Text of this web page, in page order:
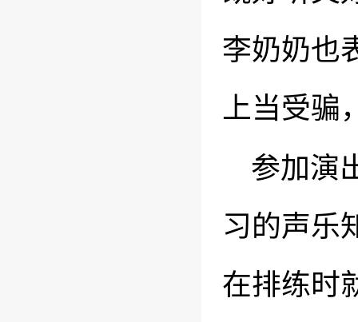
李奶奶也
上当受骗
参加演
习的声乐
在排练时